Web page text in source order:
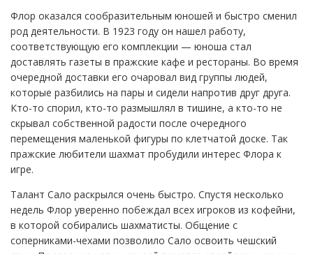
Флор оказался сообразительным юношей и быстро сменил
род деятельности. В 1923 году он нашел работу,
соответствующую его комплекции — юноша стал
доставлять газеты в пражские кафе и рестораны. Во время
очередной доставки его очаровал вид группы людей,
которые разбились на пары и сидели напротив друг друга.
Кто-то спорил, кто-то размышлял в тишине, а кто-то не
скрывал собственной радости после очередного
перемещения маленькой фигуры по клетчатой доске. Так
пражские любители шахмат пробудили интерес Флора к
игре.
Талант Сало раскрылся очень быстро. Спустя несколько
недель Флор уверенно побеждал всех игроков из кофейни,
в которой собирались шахматисты. Общение с
соперниками-чехами позволило Сало освоить чешский